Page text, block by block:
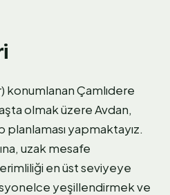
konumlanan Çamlıdere
olmak üzere Avdan,
yapmaktayız.
uzak mesafe
en üst seviyeye
yeşillendirmek ve